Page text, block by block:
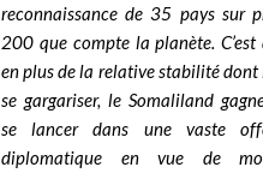
reconnaissance de 35 pays sur
200 que compte la planète. C’est
en plus de la relative stabilité dont
se gargariser, le Somaliland
se lancer dans une vaste
diplomatique en vue de